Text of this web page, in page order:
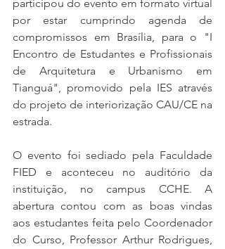
participou do evento em formato virtual
por estar cumprindo agenda de
compromissos em Brasília, para o "I
Encontro de Estudantes e Profissionais
de Arquitetura e Urbanismo em
Tianguá", promovido pela IES através
do projeto de interiorização CAU/CE na
estrada.
O evento foi sediado pela Faculdade
FIED e aconteceu no auditório da
instituição, no campus CCHE. A
abertura contou com as boas vindas
aos estudantes feita pelo Coordenador
do Curso, Professor Arthur Rodrigues,